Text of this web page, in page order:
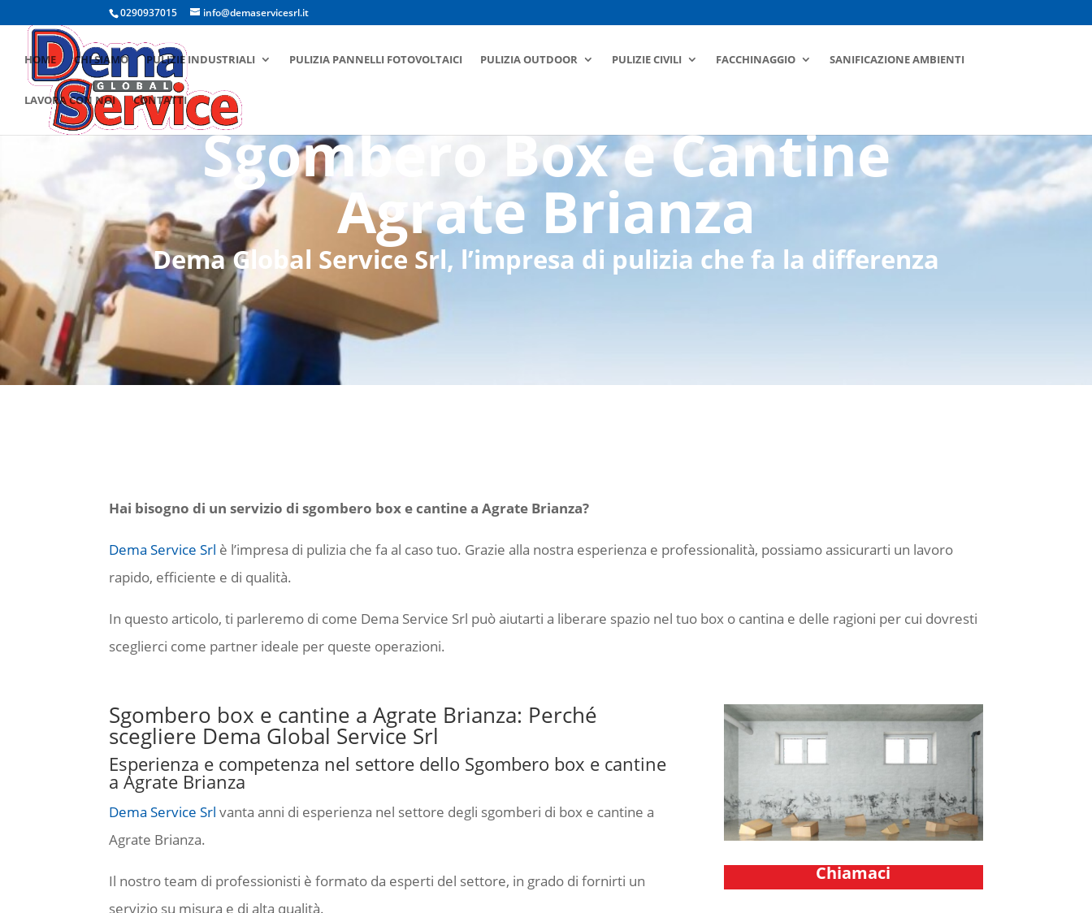
0290937015 info@demaservicesrl.it
HOME CHI SIAMO PULIZIE INDUSTRIALI PULIZIA PANNELLI FOTOVOLTAICI PULIZIA OUTDOOR PULIZIE CIVILI FACCHINAGGIO SANIFICAZIONE AMBIENTI
LAVORA CON NOI CONTATTI
Sgombero Box e Cantine
Agrate Brianza
Dema Global Service Srl, l’impresa di pulizia che fa la differenza
Hai bisogno di un servizio di sgombero box e cantine a Agrate Brianza?
Dema Service Srl è l’impresa di pulizia che fa al caso tuo. Grazie alla nostra esperienza e professionalità, possiamo assicurarti un lavoro
rapido, efficiente e di qualità.
In questo articolo, ti parleremo di come Dema Service Srl può aiutarti a liberare spazio nel tuo box o cantina e delle ragioni per cui dovresti
sceglierci come partner ideale per queste operazioni.
Sgombero box e cantine a Agrate Brianza: Perché
scegliere Dema Global Service Srl
Esperienza e competenza nel settore dello Sgombero box e cantine
a Agrate Brianza
Dema Service Srl vanta anni di esperienza nel settore degli sgomberi di box e cantine a
Agrate Brianza.
Il nostro team di professionisti è formato da esperti del settore, in grado di fornirti un
servizio su misura e di alta qualità.
Chiamaci